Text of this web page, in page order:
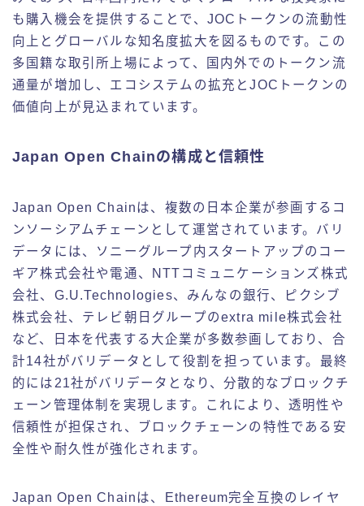
も購入機会を提供することで、JOCトークンの流動性
向上とグローバルな知名度拡大を図るものです。この
多国籍な取引所上場によって、国内外でのトークン流
通量が増加し、エコシステムの拡充とJOCトークンの
価値向上が見込まれています。
Japan Open Chainの構成と信頼性
Japan Open Chainは、複数の日本企業が参画するコ
ンソーシアムチェーンとして運営されています。バリ
データには、ソニーグループ内スタートアップのコー
ギア株式会社や電通、NTTコミュニケーションズ株式
会社、G.U.Technologies、みんなの銀行、ピクシブ
株式会社、テレビ朝日グループのextra mile株式会社
など、日本を代表する大企業が多数参画しており、合
計14社がバリデータとして役割を担っています。最終
的には21社がバリデータとなり、分散的なブロックチ
ェーン管理体制を実現します。これにより、透明性や
信頼性が担保され、ブロックチェーンの特性である安
全性や耐久性が強化されます。
Japan Open Chainは、Ethereum完全互換のレイヤ